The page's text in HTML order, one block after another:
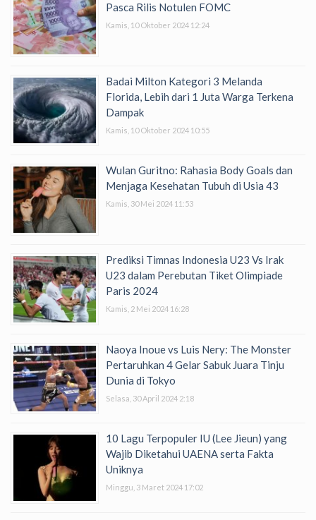
Pasca Rilis Notulen FOMC
Kamis, 10 Oktober 2024 12:24
Badai Milton Kategori 3 Melanda
Florida, Lebih dari 1 Juta Warga Terkena
Dampak
Kamis, 10 Oktober 2024 10:55
Wulan Guritno: Rahasia Body Goals dan
Menjaga Kesehatan Tubuh di Usia 43
Kamis, 30 Mei 2024 11:53
Prediksi Timnas Indonesia U23 Vs Irak
U23 dalam Perebutan Tiket Olimpiade
Paris 2024
Kamis, 2 Mei 2024 16:28
Naoya Inoue vs Luis Nery: The Monster
Pertaruhkan 4 Gelar Sabuk Juara Tinju
Dunia di Tokyo
Selasa, 30 April 2024 2:18
10 Lagu Terpopuler IU (Lee Jieun) yang
Wajib Diketahui UAENA serta Fakta
Uniknya
Minggu, 3 Maret 2024 17:02